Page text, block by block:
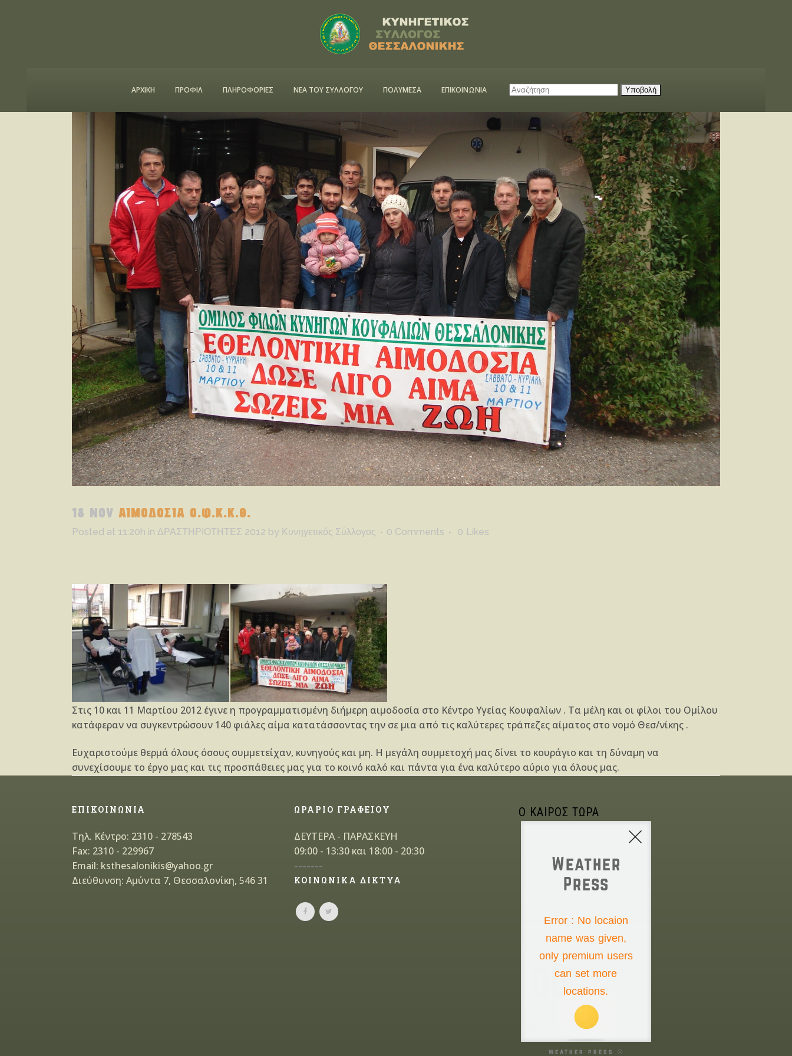
ΑΡΧΙΚΗ ΠΡΟΦΙΛ ΠΛΗΡΟΦΟΡΙΕΣ ΝΕΑ ΤΟΥ ΣΥΛΛΟΓΟΥ ΠΟΛΥΜΕΣΑ ΕΠΙΚΟΙΝΩΝΙΑ
18 NOV ΑΙΜΟΔΟΣΙΑ Ο.Φ.Κ.Κ.Θ.
Posted at 11:20h in ΔΡΑΣΤΗΡΙΟΤΗΤΕΣ 2012 by Κυνηγετικός Σύλλογος 0 Comments 0 Likes
Στις 10 και 11 Μαρτίου 2012 έγινε η προγραμματισμένη διήμερη αιμοδοσία στο Κέντρο Υγείας Κουφαλίων . Τα μέλη και οι φίλοι του Ομίλου
κατάφεραν να συγκεντρώσουν 140 φιάλες αίμα κατατάσσοντας την σε μια από τις καλύτερες τράπεζες αίματος στο νομό Θεσ/νίκης .
Ευχαριστούμε θερμά όλους όσους συμμετείχαν, κυνηγούς και μη. Η μεγάλη συμμετοχή μας δίνει το κουράγιο και τη δύναμη να
συνεχίσουμε το έργο μας και τις προσπάθειες μας για το κοινό καλό και πάντα για ένα καλύτερο αύριο για όλους μας.
ΕΠΙΚΟΙΝΩΝΙΑ
Τηλ. Κέντρο: 2310 - 278543
Fax: 2310 - 229967
Email: ksthesalonikis@yahoo.gr
Διεύθυνση: Αμύντα 7, Θεσσαλονίκη, 546 31
ΩΡΑΡΙΟ ΓΡΑΦΕΙΟΥ
ΔΕΥΤΕΡΑ - ΠΑΡΑΣΚΕΥΗ
09:00 - 13:30 και 18:00 - 20:30
-------
ΚΟΙΝΩΝΙΚΑ ΔΙΚΤΥΑ
Ο ΚΑΙΡΟΣ ΤΩΡΑ
Weather
Press
Error : No locaion
name was given,
only premium users
can set more
locations.
Saturday the 8th
00°
weather press ©